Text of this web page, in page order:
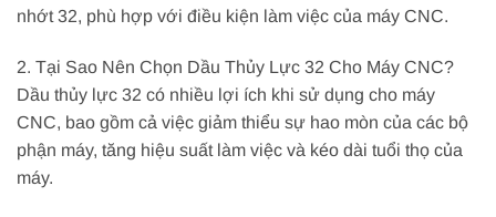
nhớt 32, phù hợp với điều kiện làm việc của máy CNC.
2. Tại Sao Nên Chọn Dầu Thủy Lực 32 Cho Máy CNC?
Dầu thủy lực 32 có nhiều lợi ích khi sử dụng cho máy
CNC, bao gồm cả việc giảm thiểu sự hao mòn của các bộ
phận máy, tăng hiệu suất làm việc và kéo dài tuổi thọ của
máy.